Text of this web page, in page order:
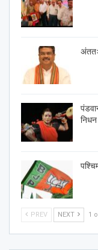
अंततः
निधन
PREV NEXT 1